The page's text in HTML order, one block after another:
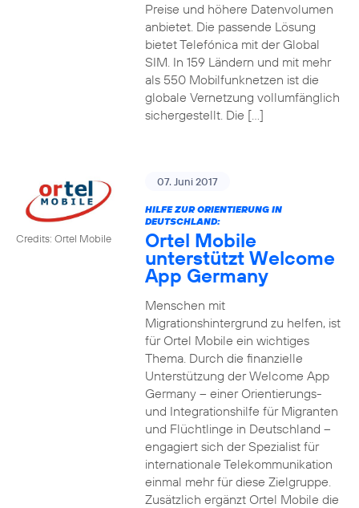
Preise und höhere Datenvolumen
anbietet. Die passende Lösung
bietet Telefónica mit der Global
SIM. In 159 Ländern und mit mehr
als 550 Mobilfunknetzen ist die
globale Vernetzung vollumfänglich
sichergestellt. Die […]
Credits: Ortel Mobile
07. Juni 2017
HILFE ZUR ORIENTIERUNG IN
DEUTSCHLAND:
Ortel Mobile
unterstützt Welcome
App Germany
Menschen mit
Migrationshintergrund zu helfen, ist
für Ortel Mobile ein wichtiges
Thema. Durch die finanzielle
Unterstützung der Welcome App
Germany – einer Orientierungs-
und Integrationshilfe für Migranten
und Flüchtlinge in Deutschland –
engagiert sich der Spezialist für
internationale Telekommunikation
einmal mehr für diese Zielgruppe.
Zusätzlich ergänzt Ortel Mobile die